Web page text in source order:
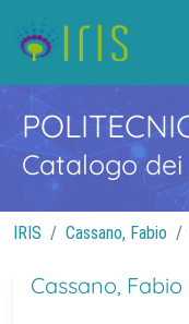
Catalogo
IRIS Cassano, Fabio
Cassano, Fabio